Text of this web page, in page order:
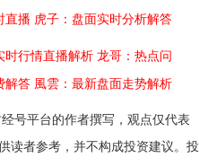
直播 虎子：盘面实时分析解答
时行情直播解析 龙哥：热点问
解答 風雲：最新盘面走势解析
号平台的作者撰写，观点仅代表
读者参考，并不构成投资建议。投